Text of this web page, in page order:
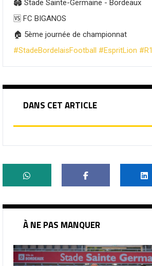
🏟️ Stade Sainte-Germaine - Bordeaux
🆚 FC BIGANOS
🏠 5ème journée de championnat
#StadeBordelaisFootball
#EspritLion #R1
DANS CET ARTICLE
À NE PAS MANQUER